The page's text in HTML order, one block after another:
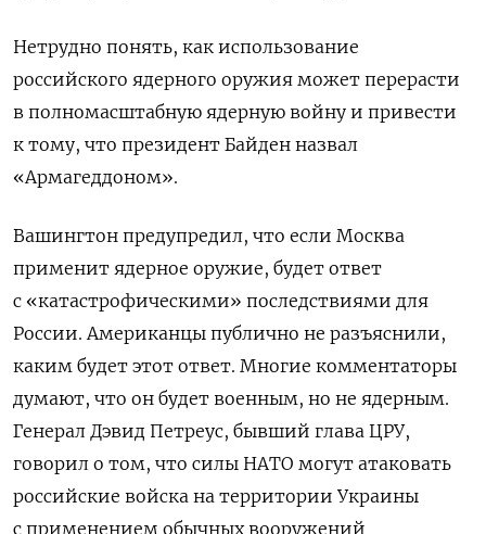
Нетрудно понять, как использование
российского ядерного оружия может перерасти
в полномасштабную ядерную войну и привести
к тому, что президент Байден назвал
«Армагеддоном».
Вашингтон предупредил, что если Москва
применит ядерное оружие, будет ответ
с «катастрофическими» последствиями для
России. Американцы публично не разъяснили,
каким будет этот ответ. Многие комментаторы
думают, что он будет военным, но не ядерным.
Генерал Дэвид Петреус, бывший глава ЦРУ,
говорил о том, что силы НАТО могут атаковать
российские войска на территории Украины
с применением обычных вооружений